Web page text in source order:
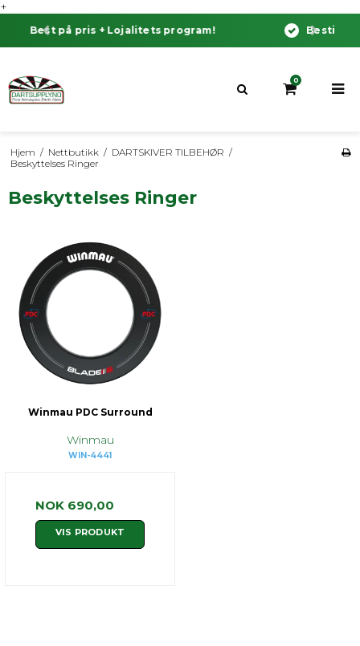
+
Bestill før klokken 13:00 dag til dag levering!
0
Hjem / Nettbutikk / DARTSKIVER TILBEHØR /
Beskyttelses Ringer
Beskyttelses Ringer
Winmau PDC Surround
Winmau
WIN-4441
NOK 690,00
VIS PRODUKT